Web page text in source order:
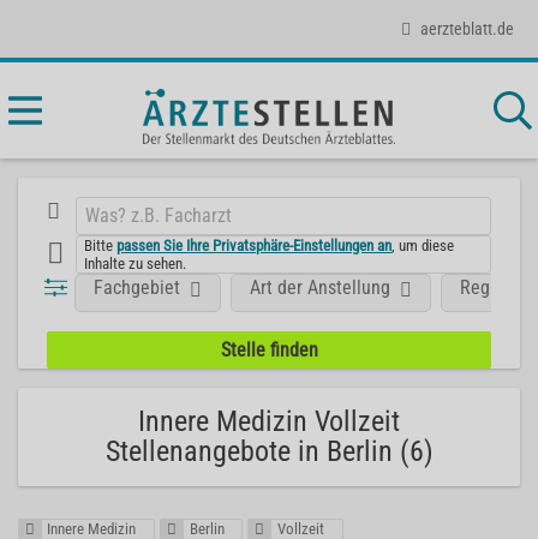
aerzteblatt.de
Bittepassen Sie Ihre Privatsphäre-Einstellungen an , um diese
Inhalte zu sehen.
Fachgebiet Art der Anstellung Region
Innere Medizin Vollzeit
Stellenangebote in Berlin (6)
Innere Medizin Berlin Vollzeit